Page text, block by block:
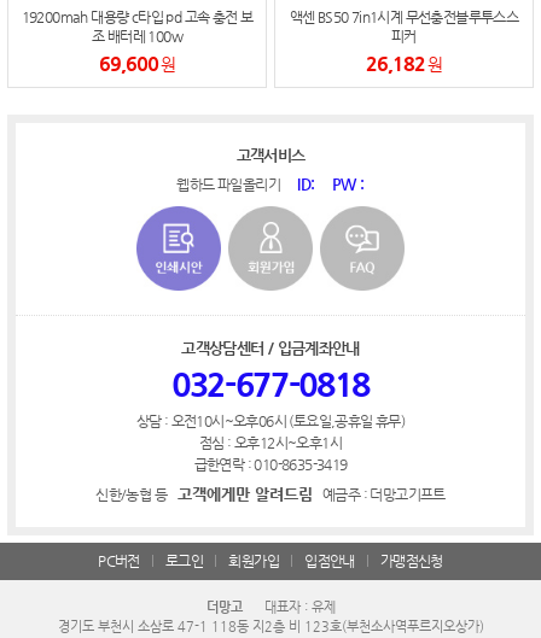
19200mah 대용량 c타입 pd 고속 충전 보
조 배터레 100w
69,600원
액센 BS50 7in1시계 무선충전블루투스스
피커
26,182원
고객서비스
웹하드 파일올리기 ID: PW :
고객상담센터 / 입금계좌안내
032-677-0818
상담 : 오전10시~오후06시 (토요일,공휴일 휴무)
점심 : 오후12시~오후1시
급한연락 : 010-8635-3419
신한/농협 등 고객에게만 알려드림 예금주 : 더망고기프트
PC버전 로그인 회원가입 입점안내 가맹점신청
더망고
대표자 : 유제
경기도 부천시 소삼로 47-1 118동 지2층 비 123호(부천소사역푸르지오상가)